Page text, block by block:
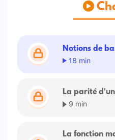
Notions de
18 min
La parité
9 min
La fonction